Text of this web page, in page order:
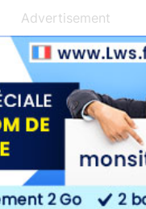
Advertisement